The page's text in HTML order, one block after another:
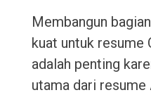
Membangun
kuat untuk resume
adalah penting
utama dari resume